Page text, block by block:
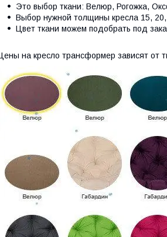
Это выбор ткани: Велюр, Рогожка,
Выбор нужной толщины кресла 15,
Цвет ткани можем подобрать под
на кресло трансформер зависят от